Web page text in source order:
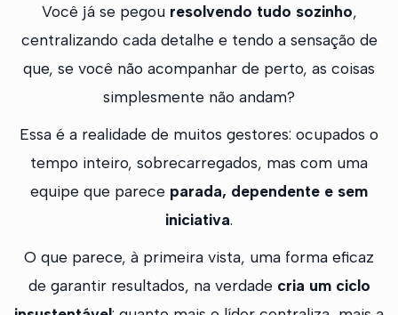
Você já se pegou resolvendo tudo sozinho,
centralizando cada detalhe e tendo a sensação de
que, se você não acompanhar de perto, as coisas
simplesmente não andam?
Essa é a realidade de muitos gestores: ocupados o
tempo inteiro, sobrecarregados, mas com uma
equipe que parece parada, dependente e sem
iniciativa.
O que parece, à primeira vista, uma forma eficaz
de garantir resultados, na verdade cria um ciclo